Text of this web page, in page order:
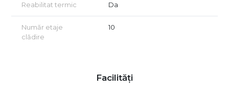
Reabilitat termic Da
Număr etaje
clădire
10
Facilități